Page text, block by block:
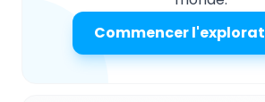
Commencer